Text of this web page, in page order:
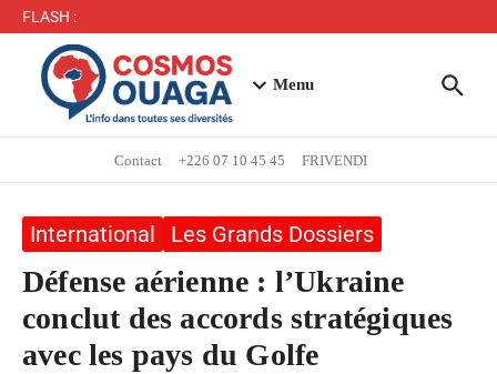
FLASH :
Mbappé entre dans l’histoire des Bleus
Menu
Contact +226 07 10 45 45 FRIVENDI
International Les Grands Dossiers
Défense aérienne : l’Ukraine
conclut des accords stratégiques
avec les pays du Golfe